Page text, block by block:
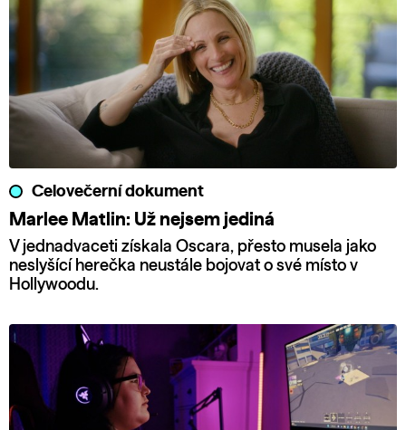
Celovečerní dokument
Marlee Matlin: Už nejsem jediná
V jednadvaceti získala Oscara, přesto musela jako
neslyšící herečka neustále bojovat o své místo v
Hollywoodu.